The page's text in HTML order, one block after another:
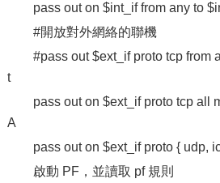
pass out on $int_if from any to
#開放對外網絡的聯機
#pass out $ext_if proto tcp from
t
pass out on $ext_if proto tcp all
A
pass out on $ext_if proto { udp,
啟動 PF，並讀取 pf 規則